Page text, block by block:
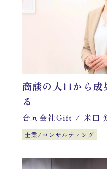
商談の入口から
る
合同会社Gift / 米田
士業/コンサルティング